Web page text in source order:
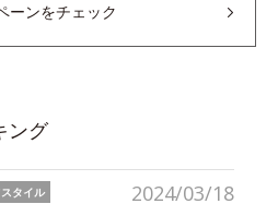
ーンをチェック
ング
2024/03/18
タイル